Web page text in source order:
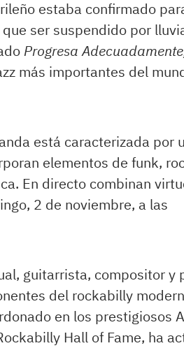
estaba confirmado
ser suspendido por
Progresa
más importantes del
está caracterizada por
elementos de funk,
En directo combinan
2 de noviembre, a las
guitarrista, compositor y
del rockabilly
en los prestigiosos
Hall of Fame, ha